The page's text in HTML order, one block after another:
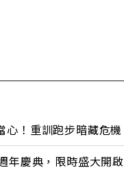
心！重訓跑步暗藏危機
年慶典，限時盛大開啟